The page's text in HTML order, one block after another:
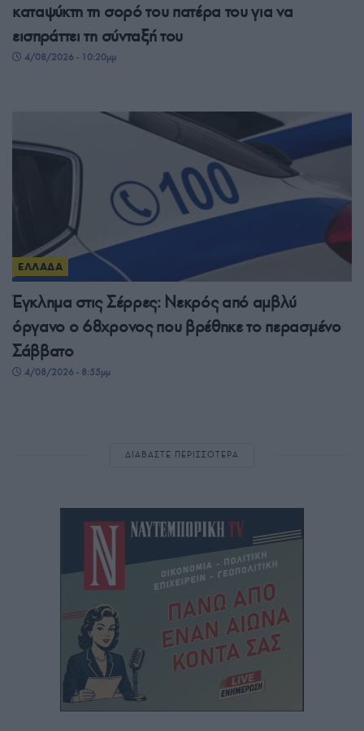
καταψύκτη τη σορό του πατέρα του για να
εισπράττει τη σύνταξή του
4/08/2026 - 10:20μμ
ΕΛΛΑΔΑ
Έγκλημα στις Σέρρες: Νεκρός από αμβλύ
όργανο ο 68χρονος που βρέθηκε το περασμένο
Σάββατο
4/08/2026 - 8:55μμ
ΔΙΑΒΑΣΤΕ ΠΕΡΙΣΣΟΤΕΡΑ